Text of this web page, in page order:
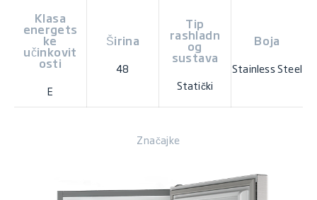
Klasa
energets
ke
učinkovit
osti
E
Širina
48
Tip
rashladn
og
sustava
Statički
Boja
Stainless Steel
Značajke